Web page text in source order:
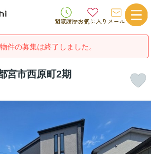
閲覧履歴お気に入り メール
件の募集は終了しました。
宮市西原町2期